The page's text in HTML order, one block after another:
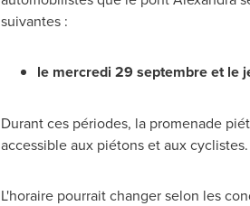
suivantes :
le mercredi 29 septembre et le
Durant ces périodes, la promenade
accessible aux piétons et aux cyclistes.
L'horaire pourrait changer selon les